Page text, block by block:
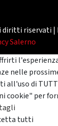
riservati |
Salerno
nelle
all'uso di
cookie" per
tutti